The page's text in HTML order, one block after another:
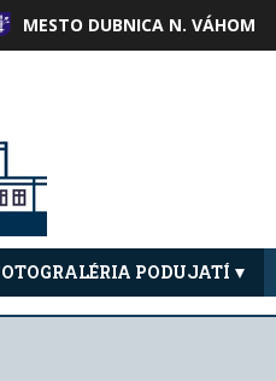
MESTO DUBNICA N. VÁHOM
PODUJATÍ